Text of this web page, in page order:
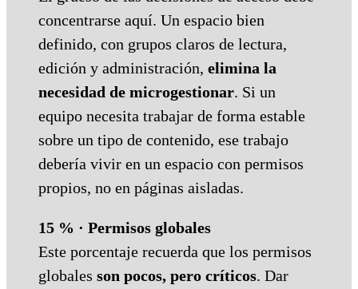
concentrarse aquí. Un espacio bien
definido, con grupos claros de lectura,
edición y administración, elimina la
necesidad de microgestionar. Si un
equipo necesita trabajar de forma estable
sobre un tipo de contenido, ese trabajo
debería vivir en un espacio con permisos
propios, no en páginas aisladas.
15 % · Permisos globales
Este porcentaje recuerda que los permisos
globales son pocos, pero críticos. Dar